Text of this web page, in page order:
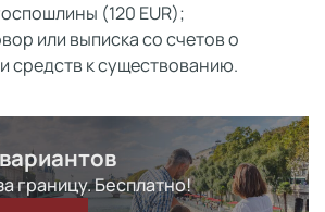
(120 EUR);
или выписка со счетов о
средств к существованию.
границу. Бесплатно!